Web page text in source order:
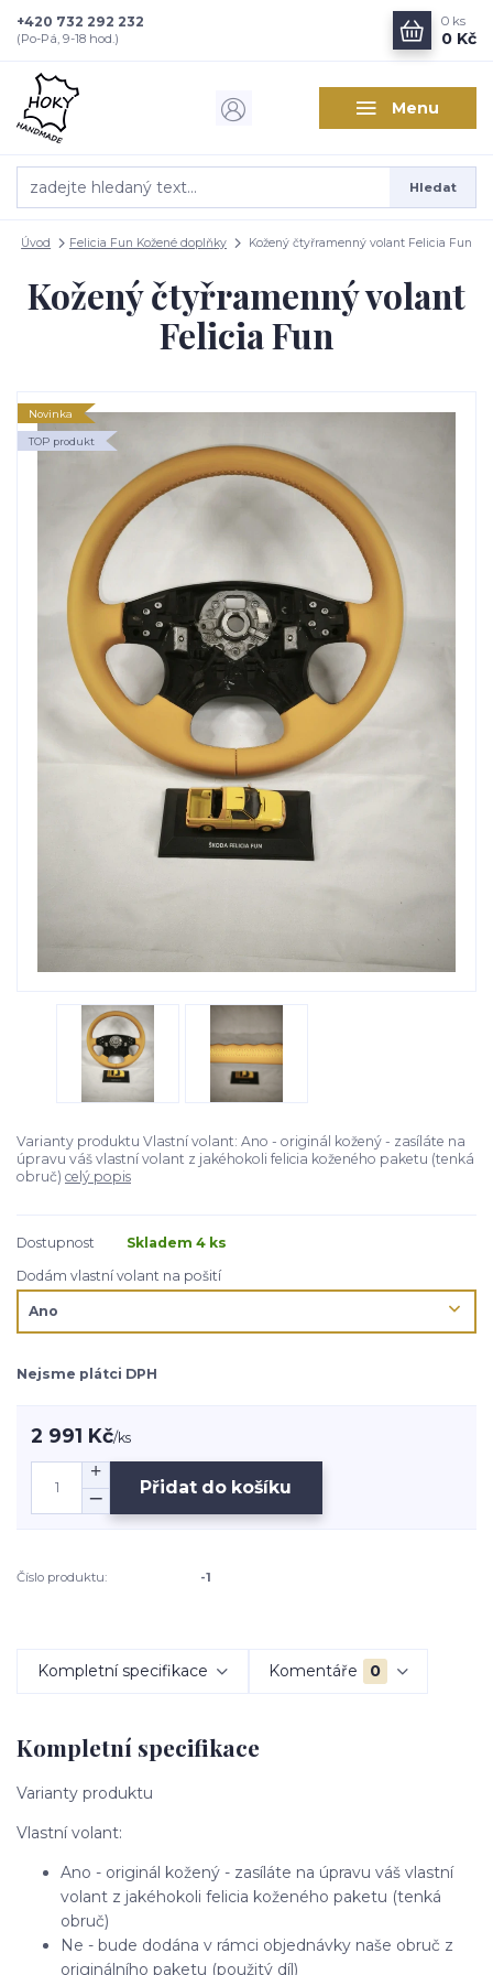
Menu
Hledat
+420 732 292 232
(Po-Pá, 9-18 hod.)
0 ks
0 Kč
Úvod Felicia Fun Kožené doplňky Kožený čtyřramenný volant Felicia Fun
Kožený čtyřramenný volant
Felicia Fun
Novinka
TOP produkt
Varianty produktu Vlastní volant: Ano - originál kožený - zasíláte na
úpravu váš vlastní volant z jakéhokoli felicia koženého paketu (tenká
obruč) celý popis
Dostupnost
Skladem 4 ks
Dodám vlastní volant na pošití
Nejsme plátci DPH
2 991 Kč/ks
Přidat do košíku
Číslo produktu: -1
Kompletní specifikace Komentáře 0
Kompletní specifikace
Varianty produktu
Vlastní volant:
Ano - originál kožený - zasíláte na úpravu váš vlastní
volant z jakéhokoli felicia koženého paketu (tenká
obruč)
Ne - bude dodána v rámci objednávky naše obruč z
originálního paketu (použitý díl)